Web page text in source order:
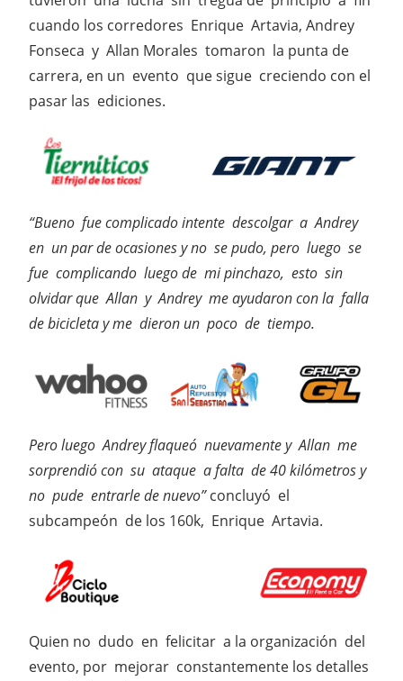
cuando los corredores Enrique Artavia, Andrey
Fonseca y Allan Morales tomaron la punta de
carrera, en un evento que sigue creciendo con el
pasar las ediciones.
“Bueno fue complicado intente descolgar a Andrey
en un par de ocasiones y no se pudo, pero luego se
fue complicando luego de mi pinchazo, esto sin
olvidar que Allan y Andrey me ayudaron con la falla
de bicicleta y me dieron un poco de tiempo.
Pero luego Andrey flaqueó nuevamente y Allan me
sorprendió con su ataque a falta de 40 kilómetros y
no pude entrarle de nuevo”concluyó el
subcampeón de los 160k, Enrique Artavia.
Quien no dudo en felicitar a la organización del
evento, por mejorar constantemente los detalles